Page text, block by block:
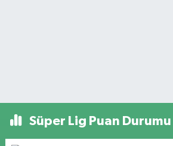
Süper Lig Puan Durumu